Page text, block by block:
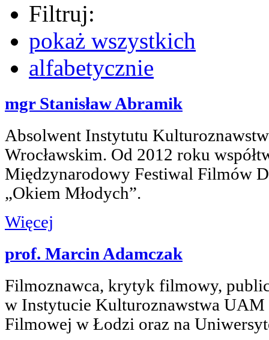
Filtruj:
pokaż wszystkich
alfabetycznie
mgr Stanisław Abramik
Absolwent Instytutu
Wrocławskim. Od 2012 roku
Międzynarodowy Festiwal Filmów
„Okiem Młodych”.
Więcej
prof. Marcin Adamczak
Filmoznawca, krytyk filmowy,
w Instytucie Kulturoznawstwa UAM
Filmowej w Łodzi oraz na